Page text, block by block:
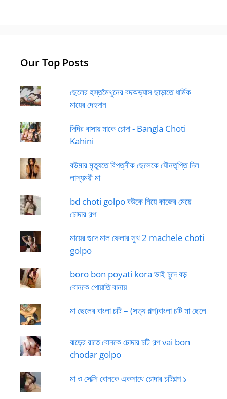
Our Top Posts
ছেলের হস্তমৈথুনের বদঅভ্যাস ছাড়াতে ধার্মিক
মায়ের দেহদান
দিদির বাসায় মাকে চোদা - Bangla Choti
Kahini
বউমার মৃত্যুতে বিপত্নীক ছেলেকে যৌনতৃপ্তি দিল
লাস্যময়ী মা
bd choti golpo বউকে নিয়ে কাজের মেয়ে
চোদার গল্প
মায়ের গুদে মাল ফেলার সুখ 2 machele choti
golpo
boro bon poyati kora ভাই চুদে বড়
বোনকে পোয়াতি বানায়
মা ছেলের বাংলা চটি – (সত্য গল্প)বাংলা চটি মা ছেলে
ঝড়ের রাতে বোনকে চোদার চটি গল্প vai bon
chodar golpo
মা ও সেক্সি বোনকে একসাথে চোদার চটিগল্প ১